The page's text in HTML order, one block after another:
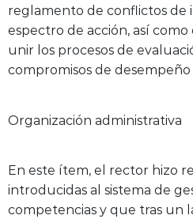
reglamento de conflictos de
espectro de acción, así
unir los procesos de
compromisos de desempeño
Organización administrativa
En este ítem, el rector hizo
introducidas al sistema de
competencias y que tras un